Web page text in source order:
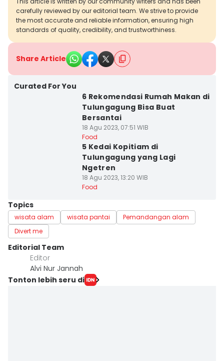
carefully reviewed by our editorial team. We strive to provide
the most accurate and reliable information, ensuring high
standards of quality, credibility, and trustworthiness.
Share Article
Curated For You
6 Rekomendasi Rumah Makan di
Tulungagung Bisa Buat
Bersantai
18 Agu 2023, 07:51 WIB
Food
5 Kedai Kopitiam di
Tulungagung yang Lagi
Ngetren
18 Agu 2023, 13:20 WIB
Food
Topics
wisata alam wisata pantai
Pemandangan alam
Divert me
Editorial Team
Editor
Alvi Nur Jannah
Tonton lebih seru di